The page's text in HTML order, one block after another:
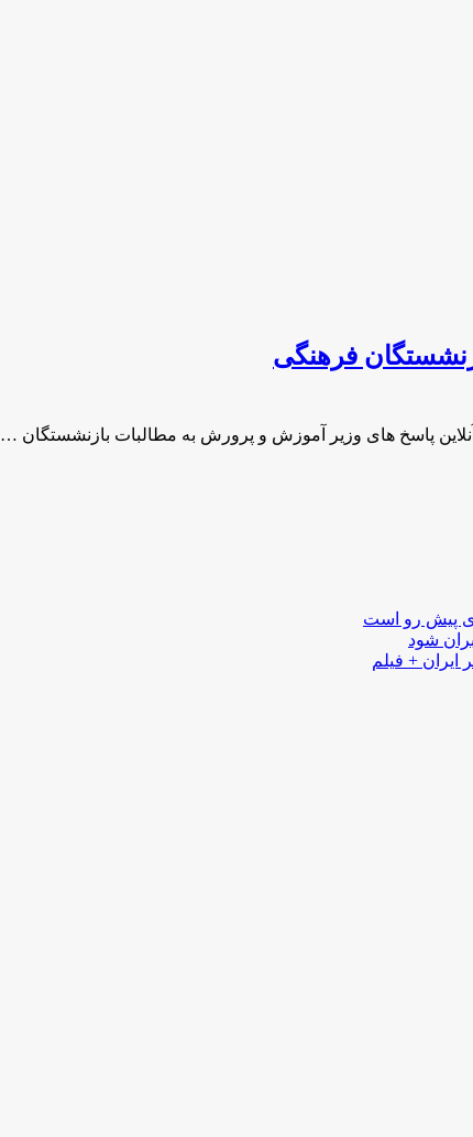
فرهنگی
پاسخ های وزیر آموزش و پرورش به مطالبات بازنشستگان …
پیش رو است
شود
ایران + فیلم